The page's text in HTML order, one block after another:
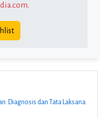
.
Diagnosis dan Tata Laksana